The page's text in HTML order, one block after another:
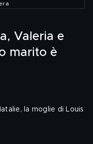
Valeria e
marito è
la moglie di Louis